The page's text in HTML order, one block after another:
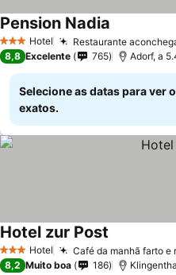
3 EstrelasHotel Restaurante
Pension Nadia
8,8 Excelente 765 Adorf, a
Selecione as datas para ver
exatos.
3 EstrelasHotel Café da manhã farto e
Hotel zur Post
8,2 Muito boa 186